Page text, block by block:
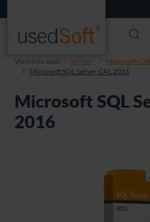
Você está aqui: Server Microsoft
Microsoft SQL Server CAL 2016
Microsoft SQL
2016